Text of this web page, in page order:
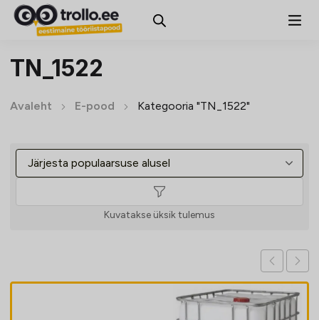
TN_1522
Avaleht E-pood Kategooria "TN_1522"
Kuvatakse üksik tulemus